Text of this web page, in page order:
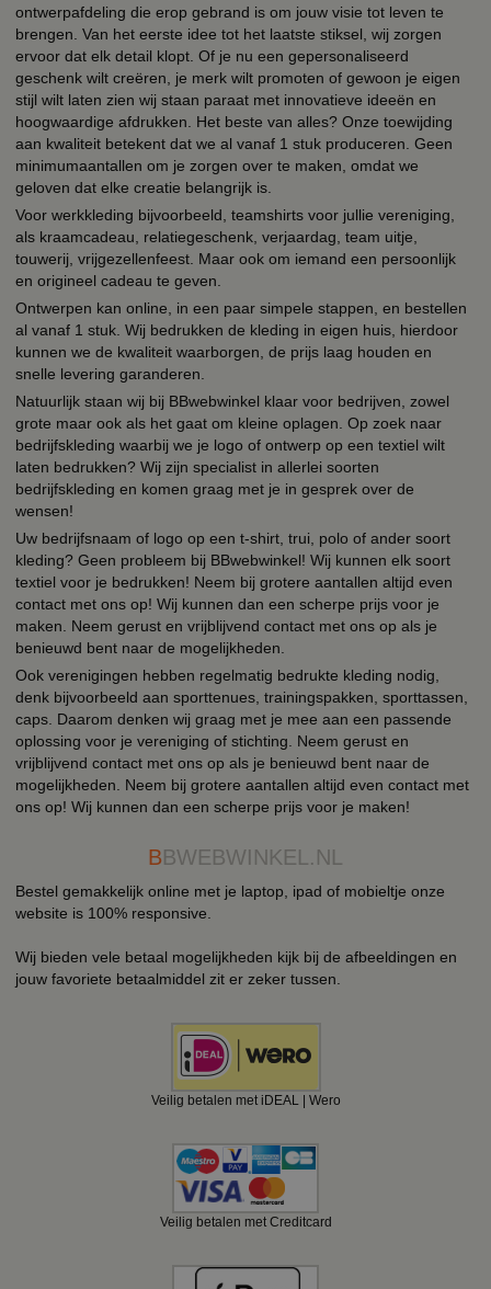
ontwerpafdeling die erop gebrand is om jouw visie tot leven te
brengen. Van het eerste idee tot het laatste stiksel, wij zorgen
ervoor dat elk detail klopt. Of je nu een gepersonaliseerd
geschenk wilt creëren, je merk wilt promoten of gewoon je eigen
stijl wilt laten zien wij staan paraat met innovatieve ideeën en
hoogwaardige afdrukken. Het beste van alles? Onze toewijding
aan kwaliteit betekent dat we al vanaf 1 stuk produceren. Geen
minimumaantallen om je zorgen over te maken, omdat we
geloven dat elke creatie belangrijk is.
Voor werkkleding bijvoorbeeld, teamshirts voor jullie vereniging,
als kraamcadeau, relatiegeschenk, verjaardag, team uitje,
touwerij, vrijgezellenfeest. Maar ook om iemand een persoonlijk
en origineel cadeau te geven.
Ontwerpen kan online, in een paar simpele stappen, en bestellen
al vanaf 1 stuk. Wij bedrukken de kleding in eigen huis, hierdoor
kunnen we de kwaliteit waarborgen, de prijs laag houden en
snelle levering garanderen.
Natuurlijk staan wij bij BBwebwinkel klaar voor bedrijven, zowel
grote maar ook als het gaat om kleine oplagen. Op zoek naar
bedrijfskleding waarbij we je logo of ontwerp op een textiel wilt
laten bedrukken? Wij zijn specialist in allerlei soorten
bedrijfskleding en komen graag met je in gesprek over de
wensen!
Uw bedrijfsnaam of logo op een t-shirt, trui, polo of ander soort
kleding? Geen probleem bij BBwebwinkel! Wij kunnen elk soort
textiel voor je bedrukken! Neem bij grotere aantallen altijd even
contact met ons op! Wij kunnen dan een scherpe prijs voor je
maken. Neem gerust en vrijblijvend contact met ons op als je
benieuwd bent naar de mogelijkheden.
Ook verenigingen hebben regelmatig bedrukte kleding nodig,
denk bijvoorbeeld aan sporttenues, trainingspakken, sporttassen,
caps. Daarom denken wij graag met je mee aan een passende
oplossing voor je vereniging of stichting. Neem gerust en
vrijblijvend contact met ons op als je benieuwd bent naar de
mogelijkheden. Neem bij grotere aantallen altijd even contact met
ons op! Wij kunnen dan een scherpe prijs voor je maken!
BBWEBWINKEL.NL
Bestel gemakkelijk online met je laptop, ipad of mobieltje onze
website is 100% responsive.
Wij bieden vele betaal mogelijkheden kijk bij de afbeeldingen en
jouw favoriete betaalmiddel zit er zeker tussen.
Veilig betalen met iDEAL | Wero
Veilig betalen met Creditcard